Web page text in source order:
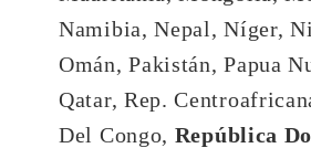
Namibia, Nepal, Níger,
Omán, Pakistán, Papua
Qatar, Rep.
Del Congo, República